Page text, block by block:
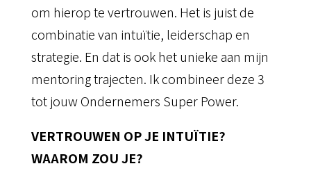
om hierop te vertrouwen. Het is juist de
combinatie van intuïtie, leiderschap en
strategie. En dat is ook het unieke aan mijn
mentoring trajecten. Ik combineer deze 3
tot jouw Ondernemers Super Power.
VERTROUWEN OP JE INTUÏTIE?
WAAROM ZOU JE?